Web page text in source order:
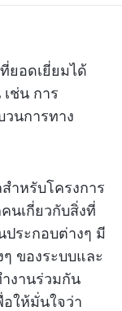
ยอดเยี่ยมได้
ช่น การ
วนการทาง
ำหรับโครงการ
นเกี่ยวกับสิ่งที่
ประกอบต่างๆ มี
ของระบบและ
งานร่วมกัน
ให้มั่นใจว่า